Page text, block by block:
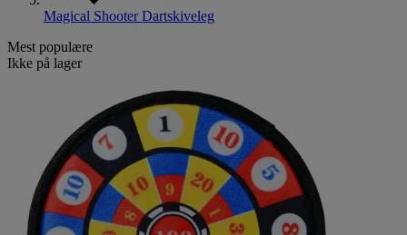
Magical Shooter Dartskiveleg
Mest populære
Ikke på lager